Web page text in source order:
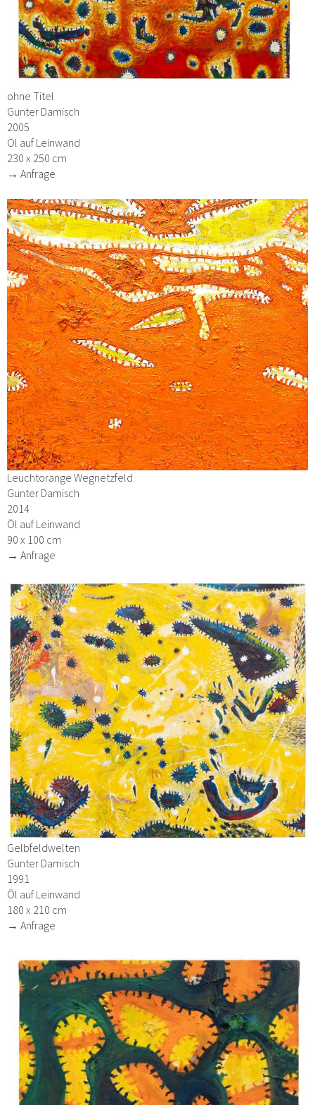
ohne Titel
Gunter Damisch
2005
Öl auf Leinwand
230 x 250 cm
→ Anfrage
Leuchtorange Wegnetzfeld
Gunter Damisch
2014
Öl auf Leinwand
90 x 100 cm
→ Anfrage
Gelbfeldwelten
Gunter Damisch
1991
Öl auf Leinwand
180 x 210 cm
→ Anfrage